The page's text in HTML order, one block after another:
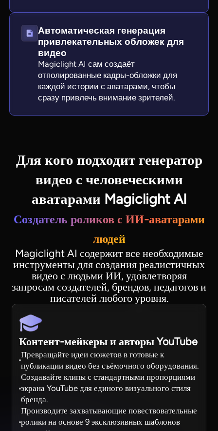
Автоматическая генерация
привлекательных обложек для
видео
Magiclight AI сам создаёт
отполированные кадры-обложки для
каждой истории с аватарами, чтобы
сразу привлечь внимание зрителей.
Для кого подходит генератор
видео с человеческими
аватарами Magiclight AI
Создатель роликов с ИИ-аватарами
людей
Magiclight AI содержит все необходимые
инструменты для создания реалистичных
видео с людьми ИИ, удовлетворяя
запросам создателей, брендов, педагогов и
писателей любого уровня.
Контент-мейкеры и авторы YouTube
Превращайте идеи сюжетов в готовые к
публикации видео без съёмочного оборудования.
Создавайте клипы с стандартными пропорциями
экрана YouTube для единого визуального стиля
бренда.
Производите захватывающие повествовательные
ролики на основе 9 эксклюзивных шаблонов